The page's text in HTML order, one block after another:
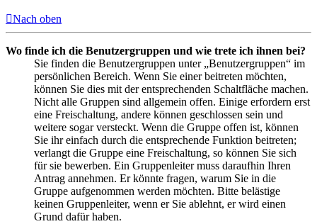
Nach oben
Wo finde ich die Benutzergruppen und wie trete ich ihnen bei?
Sie finden die Benutzergruppen unter „Benutzergruppen“ im
persönlichen Bereich. Wenn Sie einer beitreten möchten,
können Sie dies mit der entsprechenden Schaltfläche machen.
Nicht alle Gruppen sind allgemein offen. Einige erfordern erst
eine Freischaltung, andere können geschlossen sein und
weitere sogar versteckt. Wenn die Gruppe offen ist, können
Sie ihr einfach durch die entsprechende Funktion beitreten;
verlangt die Gruppe eine Freischaltung, so können Sie sich
für sie bewerben. Ein Gruppenleiter muss daraufhin Ihren
Antrag annehmen. Er könnte fragen, warum Sie in die
Gruppe aufgenommen werden möchten. Bitte belästige
keinen Gruppenleiter, wenn er Sie ablehnt, er wird einen
Grund dafür haben.